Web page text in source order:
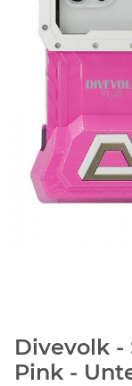
Divevolk -
Pink -